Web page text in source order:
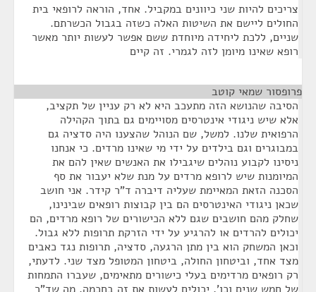
צריכים להיות שני כיוונים במקביל. אחד, הוראה לרופאי בית
החולים ליישם את השיטות האלה כשזה בגבול הכשרתם.
שניים, ללכת ליחידה מיוחדת ששם אפשר לעשות יותר מאשר
רופא שאינו מיומן לזה לגמרי. זה קיים
פרופסור שמאי קוטב
הסיבה שהנושא הזה מתעכב היא לא רק עניין של תקציב,
אלא שיש ניגודי אינטרסים מסויימים גם בתוך הקהילה
הרפואית שלנו. למשל, שם הנוהל שהצענו היה סדציה גם
במבוגרים וגם בילדים על ידי מי שאינו מרדים. כי אנחנו
ניסינו לקבוע נוהלים שיגבילו את האנשים שאין להם את
המיומנות שיש לרופא מרדים על מנת שלא יעבור את סף
הסכנה הזאת המאיימת שעליה דיברה ד"ר קידר. אני חושב
שכאן ניגודי האינטרסים הם בין קבוצות רופאים שבינינו,
שחלק מהם חושבים שגם ללא הכישורים של רופא מרדים, הם
יכולים להרדים או להרגיע על ידי הזרקת תרופות ללא גבול.
וכאן המשחק הוא בין מתן הרגעה, סדציה, תרופות נגד כאבים
מצד אחד, וביטחון החולה, ביטחון המטופל מצד שני. לדעתי,
רק רופאים מרדימים בעלי כישורים מתאימים, שעברו התמחות